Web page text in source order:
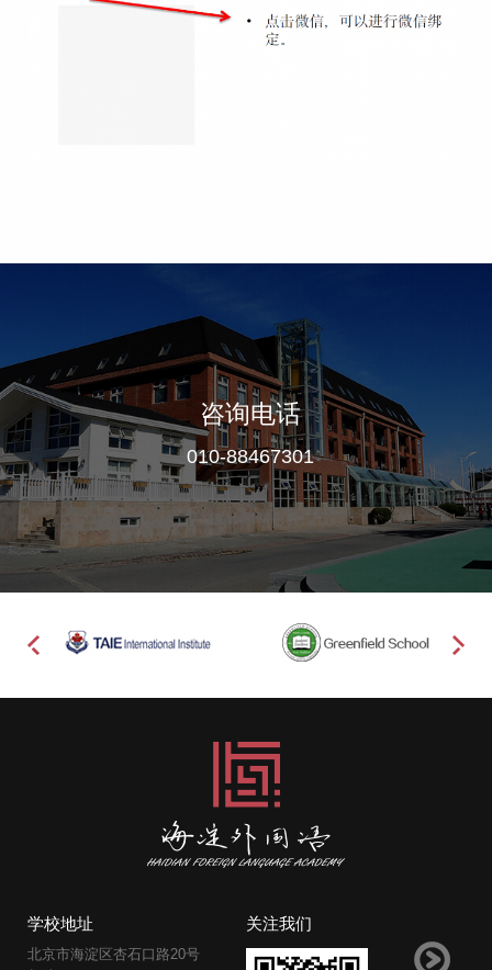
咨询电话
010-88467301
学校地址
北京市海淀区杏石口路20号
关注我们